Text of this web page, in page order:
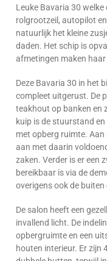
Leuke Bavaria 30
rolgrootzeil, autopilot
natuurlijk het kleine
daden. Het schip is
afmetingen maken
Deze Bavaria 30 in het
compleet uitgerust. De
teakhout op banken en
kuip is de stuurstand
met opberg ruimte.
aan met daarin
zaken. Verder is er een
bereikbaar is via de
overigens ook de buiten
De salon heeft een
invallend licht. De
opbergruimte en een
houten interieur. Er zijn